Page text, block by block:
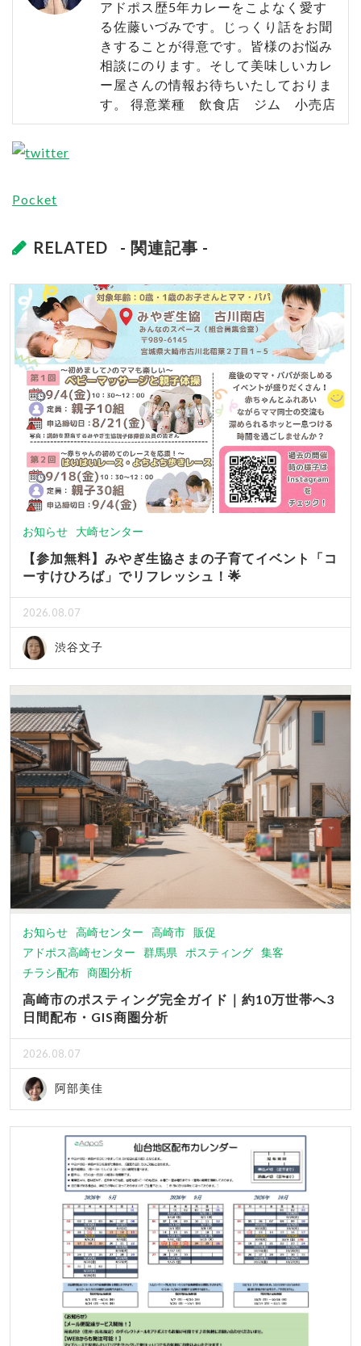
アドポス歴5年カレーをこよなく愛す
る佐藤いづみです。じっくり話をお聞
きすることが得意です。皆様のお悩み
相談にのります。そして美味しいカレ
ー屋さんの情報お待ちいたしておりま
す。 得意業種 飲食店 ジム 小売店
Pocket
RELATED - 関連記事 -
お知らせ 大崎センター
【参加無料】みやぎ生協さまの子育てイベント「コ
ーすけひろば」でリフレッシュ！🌟
2026.08.07
渋谷文子
お知らせ 高崎センター 高崎市 販促
アドポス高崎センター
群馬県 ポスティング 集客
チラシ配布 商圏分析
高崎市のポスティング完全ガイド｜約10万世帯へ3
日間配布・GIS商圏分析
2026.08.07
阿部美佳